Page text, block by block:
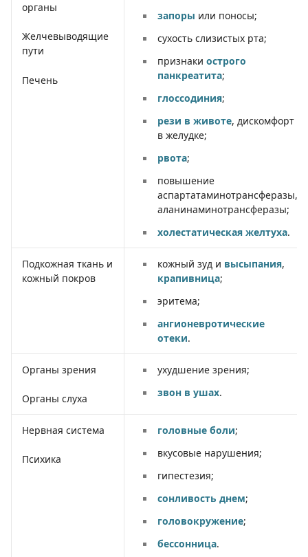
органы
Желчевыводящие
пути
Печень
запоры или поносы;
сухость слизистых рта;
признаки острого
панкреатита;
глоссодиния;
рези в животе, дискомфорт
в желудке;
рвота;
повышение
аспартатаминотрансферазы,
аланинаминотрансферазы;
холестатическая желтуха.
Подкожная ткань и
кожный покров
кожный зуд и высыпания,
крапивница;
эритема;
ангионевротические
отеки.
Органы зрения
Органы слуха
ухудшение зрения;
звон в ушах.
Нервная система
Психика
головные боли;
вкусовые нарушения;
гипестезия;
сонливость днем;
головокружение;
бессонница.